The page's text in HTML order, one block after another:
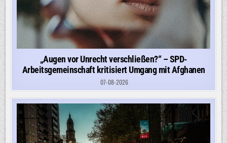
„Augen vor Unrecht verschließen?“ – SPD-
Arbeitsgemeinschaft kritisiert Umgang mit Afghanen
07-08-2026